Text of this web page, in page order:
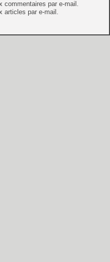
commentaires par e-mail.
articles par e-mail.